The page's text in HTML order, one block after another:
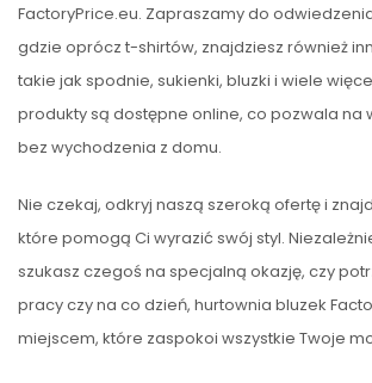
FactoryPrice.eu. Zapraszamy do
gdzie oprócz t-shirtów, znajdziesz również
takie jak spodnie, sukienki, bluzki i wiele
produkty są dostępne online, co pozwala na
bez wychodzenia z domu.
Nie czekaj, odkryj naszą szeroką ofertę i
które pomogą Ci wyrazić swój styl.
szukasz czegoś na specjalną okazję, czy
pracy czy na co dzień, hurtownia bluzek
miejscem, które zaspokoi wszystkie Twoje